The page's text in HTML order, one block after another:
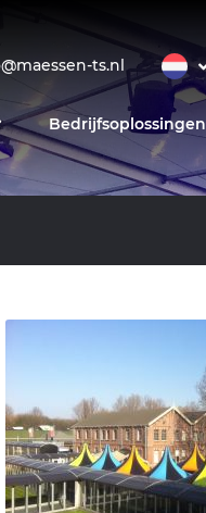
ts.nl
Bedrijfsoplossingen